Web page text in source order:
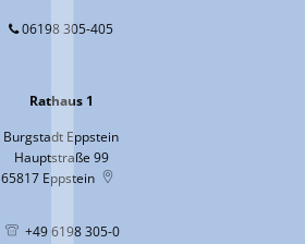
06198 305-405
Rathaus 1
Burgstadt Eppstein
Hauptstraße 99
65817 Eppstein
+49 6198 305-0